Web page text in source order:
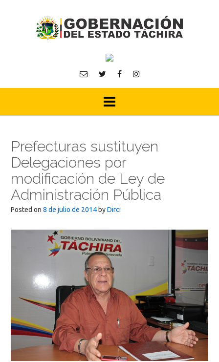
Prefecturas sustituyen
Delegaciones por
modificación de Ley de
Administración Pública
Posted on 8 de julio de 2014 byDirci